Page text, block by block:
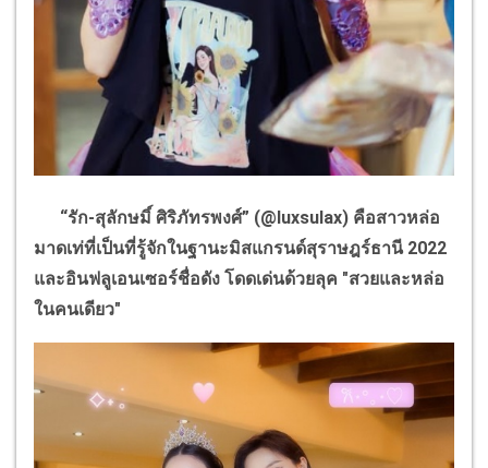
“รัก-สุลักษมิ์ ศิริภัทรพงศ์” (@luxsulax) คือสาวหล่อ
มาดเท่ที่เป็นที่รู้จักในฐานะมิสแกรนด์สุราษฎร์ธานี 2022
และอินฟลูเอนเซอร์ชื่อดัง โดดเด่นด้วยลุค "สวยและหล่อ
ในคนเดียว"